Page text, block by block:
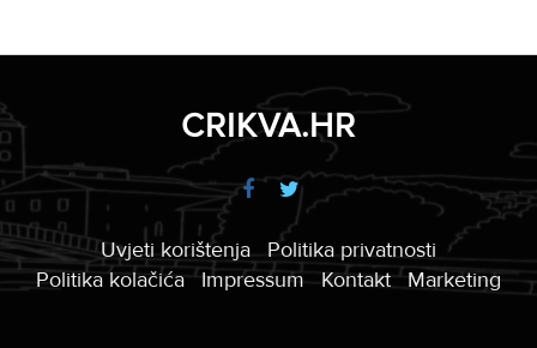
CRIKVA.HR
Uvjeti korištenja
Politika privatnosti
Politika kolačića
Impressum Kontakt Marketing